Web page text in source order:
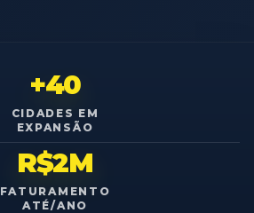
+40
CIDADES EM
EXPANSÃO
R$2M
FATURAMENTO
ATÉ/ANO